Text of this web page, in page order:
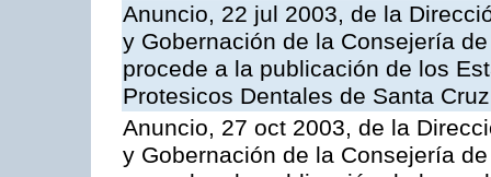
Anuncio, 22 jul 2003, de la
y Gobernación de la Consejería
procede a la publicación de los
Protesicos Dentales de Santa
Anuncio, 27 oct 2003, de la
y Gobernación de la Consejería